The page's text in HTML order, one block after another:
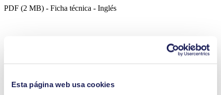
Esta página web usa cookies
PDF (2 MB) - Ficha técnica - Inglés
PDF (916 KB) - Manual de uso - Inglés